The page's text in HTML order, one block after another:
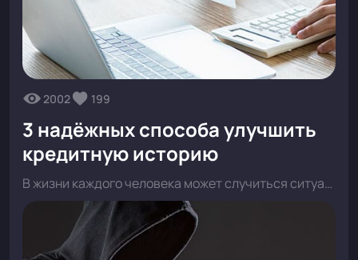
2002 199
3 надёжных способа улучшить
кредитную историю
В жизни каждого человека может случиться ситуация, когда нет возможности вовремя вернуть деньги, взятые в кредит.